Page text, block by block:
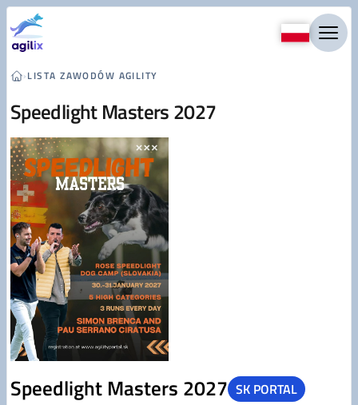
Przejdź do treści
›LISTA ZAWODÓW AGILITY
Speedlight Masters 2027
Speedlight Masters 2027 SK PORTAL